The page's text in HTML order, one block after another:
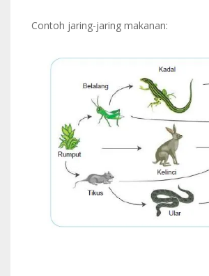
Contoh jaring-jaring makanan: